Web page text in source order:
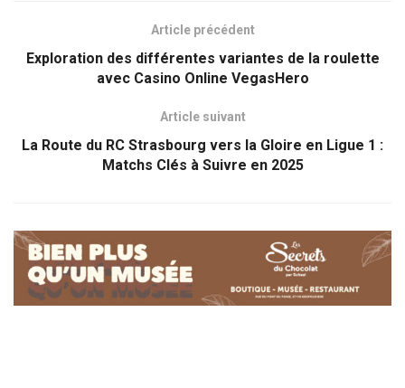
Article précédent
Exploration des différentes variantes de la roulette
avec Casino Online VegasHero
Article suivant
La Route du RC Strasbourg vers la Gloire en Ligue 1 :
Matchs Clés à Suivre en 2025